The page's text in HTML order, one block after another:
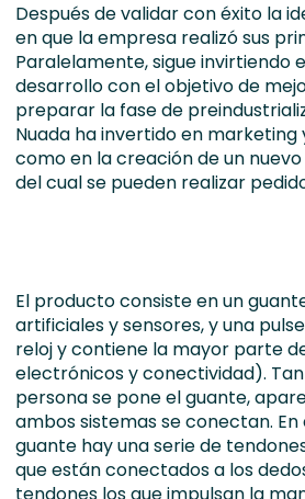
Después de validar con éxito la
en que la empresa realizó sus
Paralelamente, sigue invirtiendo
desarrollo con el objetivo de
preparar la fase de
Nuada ha invertido en marketing
como en la creación de un
del cual se pueden realizar
El producto consiste en un
artificiales y sensores, y una
reloj y contiene la mayor parte
electrónicos y conectividad).
persona se pone el guante,
ambos sistemas se conectan.
guante hay una serie de
que están conectados a los